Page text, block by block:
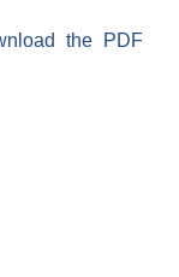
the PDF